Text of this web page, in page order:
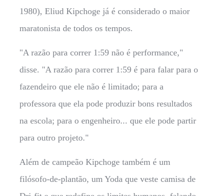
1980), Eliud Kipchoge já é considerado o maior
maratonista de todos os tempos.
"A razão para correr 1:59 não é performance,"
disse. "A razão para correr 1:59 é para falar para o
fazendeiro que ele não é limitado; para a
professora que ela pode produzir bons resultados
na escola; para o engenheiro... que ele pode partir
para outro projeto."
Além de campeão Kipchoge também é um
filósofo-de-plantão, um Yoda que veste camisa de